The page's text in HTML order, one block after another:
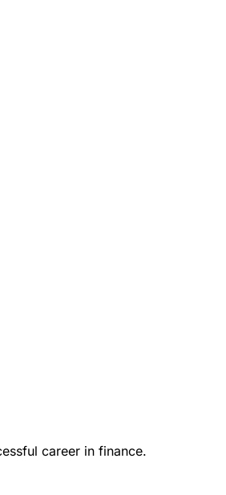
career in finance.